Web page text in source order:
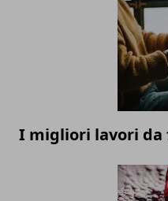
I migliori lavori da